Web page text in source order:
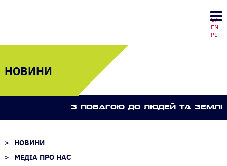
UA
EN
PL
НОВИНИ
З ПОВАГОЮ ДО ЛЮДЕЙ ТА ЗЕМЛI
НОВИНИ
МЕДІА ПРО НАС